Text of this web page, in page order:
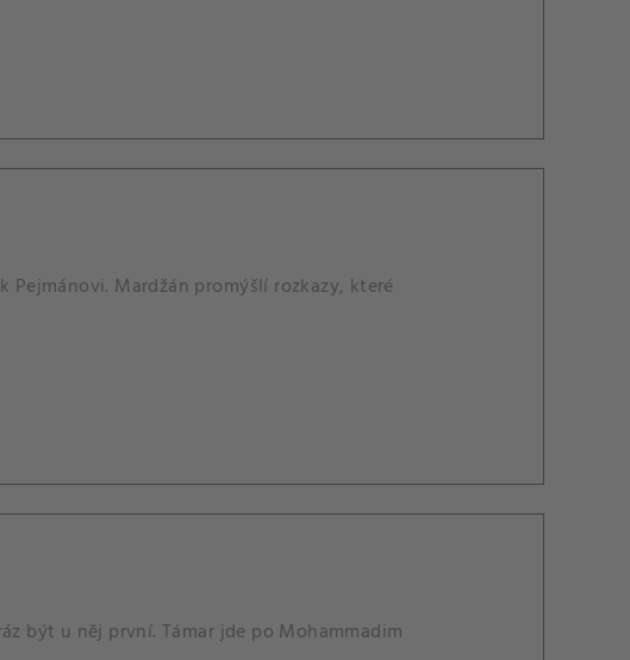
Pejmánovi. Mardžán promýšlí rozkazy, které
být u něj první. Támar jde po Mohammadim